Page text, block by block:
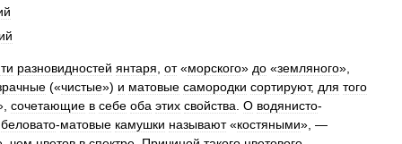
разновидностей янтаря, от«морского» до «земляного»,
(«чистые») и матовые самородки сортируют, для того
сочетающие в себе оба этих свойства. О водянисто-
беловато-матовые камушки называют«костяными», —